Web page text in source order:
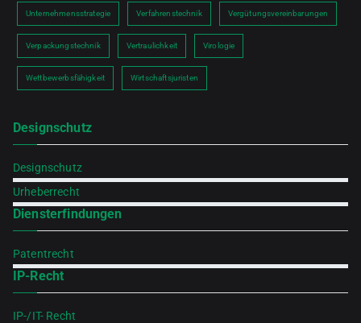
Unternehmensstrategie Verfahrenstechnik Vergütungsvereinbarungen
Verpackungstechnik Vertraulichkeit Virologie
Wettbewerbsfähigkeit Wirtschaftsjuristen
Designschutz
Designschutz
Urheberrecht
Diensterfindungen
Patentrecht
IP-Recht
IP-/IT- Recht